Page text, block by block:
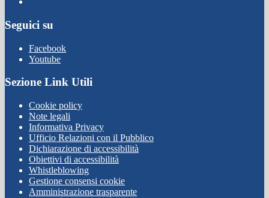
Seguici su
Facebook
Youtube
Sezione Link Utili
Cookie policy
Note legali
Informativa Privacy
Ufficio Relazioni con il Pubblico
Dichiarazione di accessibilità
Obiettivi di accessibilità
Whistleblowing
Gestione consensi cookie
Amministrazione trasparente